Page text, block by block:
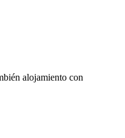
alojamiento con